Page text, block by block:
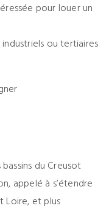
pour louer un
ou tertiaires
du Creusot
appelé à s’étendre
Loire, et plus